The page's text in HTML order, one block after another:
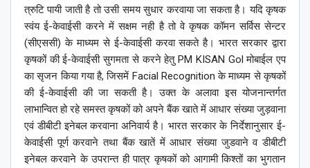
त्रुटि पायी जाती है तो उसी समय सुधार करवाया जा सकता है। यदि कृषक
स्वंय ई-केवाईसी करने में सक्षम नही है तो वे कृषक कॉमन सर्विस सेन्टर
(सीएससी) के माध्यम से ई-केवाईसी करवा सकते है। भारत सरकार द्वारा
कृषकों की ई-केवाईसी सुगमता से करने हेतु PM KISAN Gol मोबाईल एप
का सृजन किया गया है, जिसमें Facial Recognition के माध्यम से कृषकों
की ई-केवाईसी की जा सकती है। उक्त के अलावा इस योजनान्तर्गत
लाभान्वित हो रहे समस्त कृषकों को अपने बैंक खाते में आधार संख्या जुड़वाना
एवं डीबीटी इनेबल करवाना अनिवार्य है। भारत सरकार के निर्देशानुसार ई-
केवाईसी पूर्ण करवाने तथा बैंक खातें में आधार संख्या जुडवाने व डीबीटी
इनेबल करवाने के उपरान्त ही पात्र कृषकों को आगामी किश्तों का भुगतान